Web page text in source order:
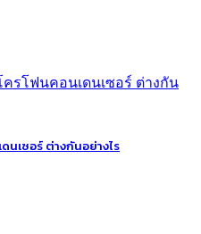
นเซอร์ ต่างกันอย่างไร